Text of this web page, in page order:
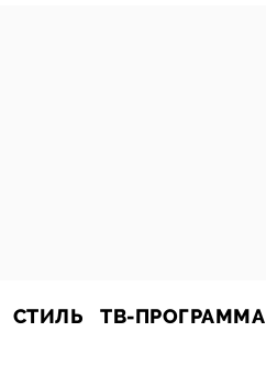
СТИЛЬ ТВ-ПРОГРАММА